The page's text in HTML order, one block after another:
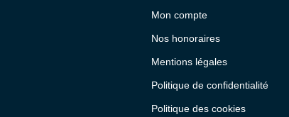
Mon compte
Nos honoraires
Mentions légales
Politique de confidentialité
Politique des cookies